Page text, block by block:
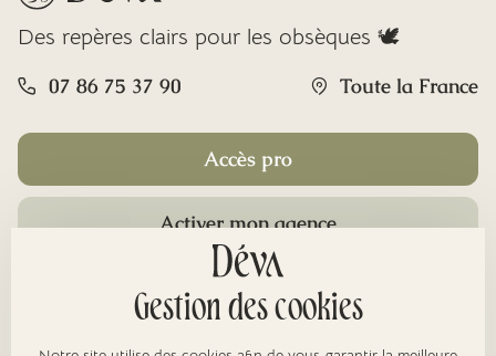
Des repères clairs pour les obsèques 🕊️
07 86 75 37 90 Toute la France
Accès pro
Activer mon agence
Gestion des cookies